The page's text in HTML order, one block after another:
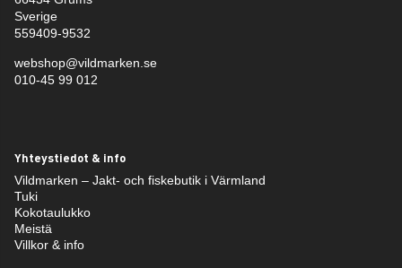
Sverige
559409-9532
webshop@vildmarken.se
010-45 99 012
Yhteystiedot & info
Vildmarken – Jakt- och fiskebutik i Värmland
Tuki
Kokotaulukko
Meistä
Villkor & info